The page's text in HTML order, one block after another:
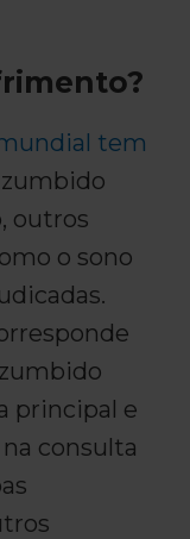
tem
outros
o sono
principal e
consulta